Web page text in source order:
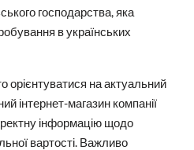
господарства, яка
в українських
орієнтуватися на актуальний
інтернет-магазин компанії
інформацію щодо
вартості. Важливо